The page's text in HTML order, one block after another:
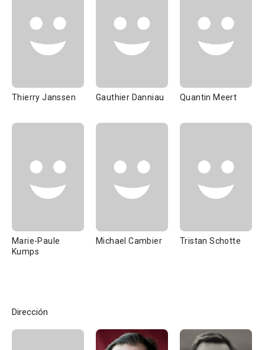
Thierry Janssen Gauthier Danniau Quantin Meert
Marie-Paule
Kumps
Michael Cambier Tristan Schotte
Dirección